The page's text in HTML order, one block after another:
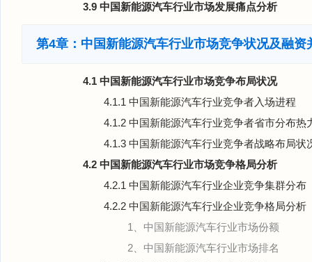
3.9 中国新能源汽车行业市场发展痛点分析
第4章：中国新能源汽车行业市场竞争状况及融资
4.1 中国新能源汽车行业市场竞争布局状况
4.1.1 中国新能源汽车行业竞争者入场进程
4.1.2 中国新能源汽车行业竞争者省市分布热
4.1.3 中国新能源汽车行业竞争者战略布局状
4.2 中国新能源汽车行业市场竞争格局分析
4.2.1 中国新能源汽车行业企业竞争集群分布
4.2.2 中国新能源汽车行业企业竞争格局分析
1、中国新能源汽车行业市场份额
2、中国新能源汽车行业市场排名